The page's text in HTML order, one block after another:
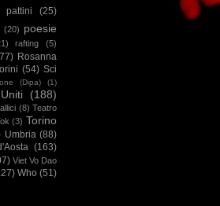
pattini (25)
(20) poesie
rafting (5)
Rosanna
(54) Sci
(Dipa) (1)
(188)
(8) Teatro
(3) Torino
Umbria (88)
(163)
Viet Vo Dao
Who (51)